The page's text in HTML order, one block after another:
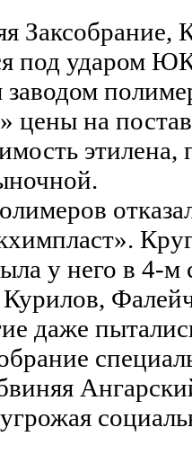
Заксобрание,
под ударом
цены на
у него в 4-м
даже